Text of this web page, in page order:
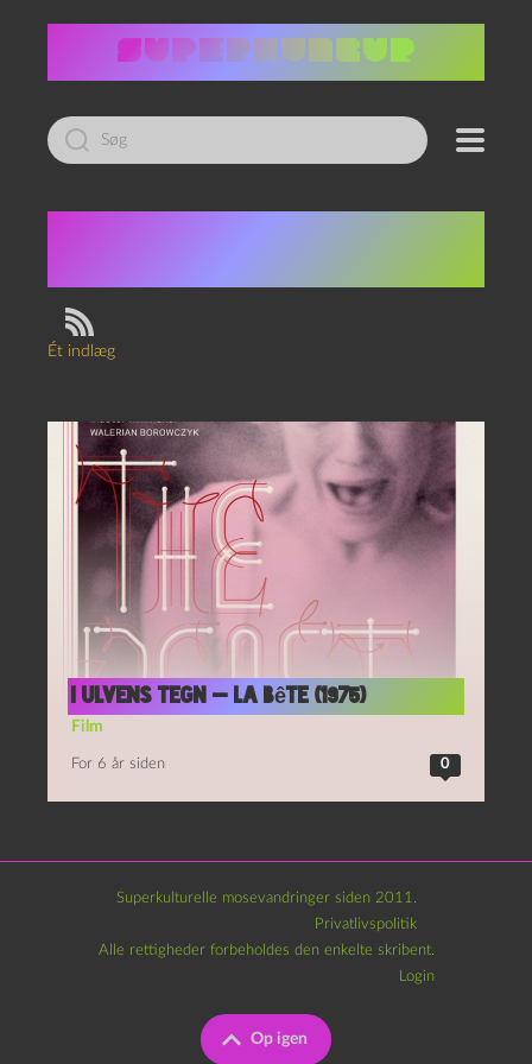
Led
efter:
Ét indlæg
I ulvens tegn — La Bête (1975)
Film
For 6 år siden 0
Superkulturelle mosevandringer siden 2011.
Privatlivspolitik
Op igen
Alle rettigheder forbeholdes den enkelte skribent.
Login